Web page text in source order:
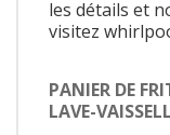
les détails et
visitez
PANIER DE
LAVE-